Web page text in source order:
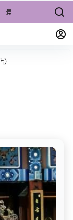
景点/周边游 宠物